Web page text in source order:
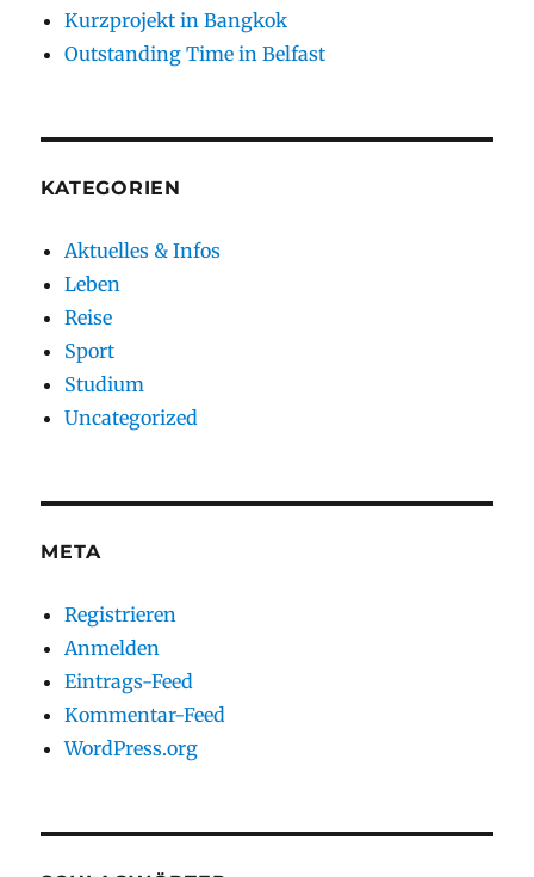
Kurzprojekt in Bangkok
Outstanding Time in Belfast
KATEGORIEN
Aktuelles & Infos
Leben
Reise
Sport
Studium
Uncategorized
META
Registrieren
Anmelden
Eintrags-Feed
Kommentar-Feed
WordPress.org